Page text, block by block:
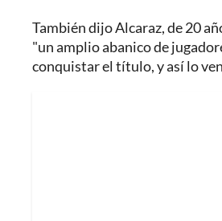
También dijo Alcaraz, de 20
"un amplio abanico de
conquistar el título, y así lo